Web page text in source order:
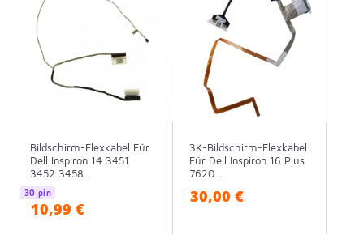
Bildschirm-Flexkabel Für
Dell Inspiron 14 3451
3452 3458...
30 pin
10,99 €
3K-Bildschirm-Flexkabel
Für Dell Inspiron 16 Plus
7620...
30,00 €